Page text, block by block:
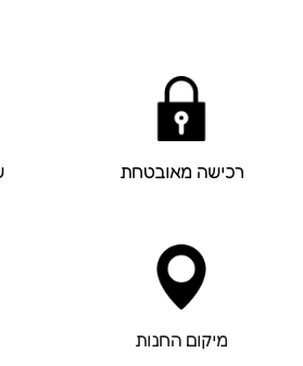
רכישה מאובטחת
מיקום החנות